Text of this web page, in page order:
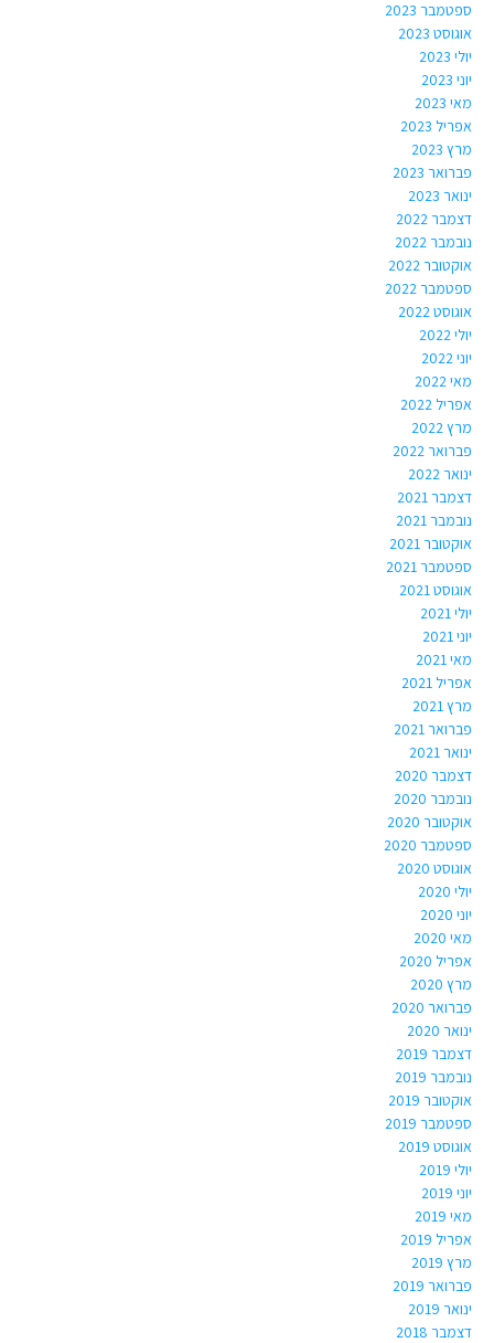
ספטמבר 2023
אוגוסט 2023
יולי 2023
יוני 2023
מאי 2023
אפריל 2023
מרץ 2023
פברואר 2023
ינואר 2023
דצמבר 2022
נובמבר 2022
אוקטובר 2022
ספטמבר 2022
אוגוסט 2022
יולי 2022
יוני 2022
מאי 2022
אפריל 2022
מרץ 2022
פברואר 2022
ינואר 2022
דצמבר 2021
נובמבר 2021
אוקטובר 2021
ספטמבר 2021
אוגוסט 2021
יולי 2021
יוני 2021
מאי 2021
אפריל 2021
מרץ 2021
פברואר 2021
ינואר 2021
דצמבר 2020
נובמבר 2020
אוקטובר 2020
ספטמבר 2020
אוגוסט 2020
יולי 2020
יוני 2020
מאי 2020
אפריל 2020
מרץ 2020
פברואר 2020
ינואר 2020
דצמבר 2019
נובמבר 2019
אוקטובר 2019
ספטמבר 2019
אוגוסט 2019
יולי 2019
יוני 2019
מאי 2019
אפריל 2019
מרץ 2019
פברואר 2019
ינואר 2019
דצמבר 2018